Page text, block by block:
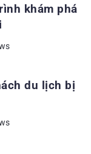
khám phá
du lịch bị